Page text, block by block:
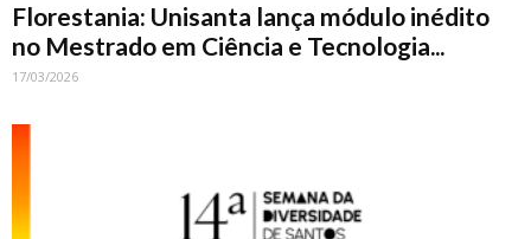
Florestania: Unisanta lança módulo inédito
no Mestrado em Ciência e Tecnologia...
17/03/2026